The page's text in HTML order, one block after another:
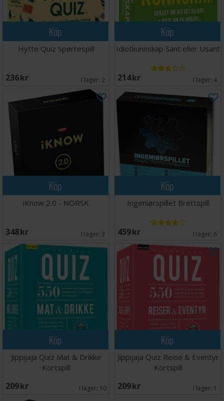
Köp
Hytte Quiz Spørrespill
236 SEK I lager: 2
Köp
Idiotkunnskap Sant eller Usant
214 SEK I lager: 4
Köp
iKnow 2.0 - NORSK
348 SEK I lager: 3
Köp
Ingeniørspillet Brettspill
459 SEK I lager: 6
Köp
Jippijaja Quiz Mat & Drikke
Kortspill
209 SEK I lager: 10
Köp
Jippijaja Quiz Reise & Eventyr
Kortspill
209 SEK I lager: 1